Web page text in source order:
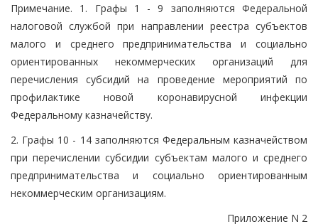
Примечание. 1. Графы 1 - 9 заполняются Федеральной
налоговой службой при направлении реестра субъектов
малого и среднего предпринимательства и социально
ориентированных некоммерческих организаций для
перечисления субсидий на проведение мероприятий по
профилактике новой коронавирусной инфекции
Федеральному казначейству.
2. Графы 10 - 14 заполняются Федеральным казначейством
при перечислении субсидии субъектам малого и среднего
предпринимательства и социально ориентированным
некоммерческим организациям.
Приложение N 2